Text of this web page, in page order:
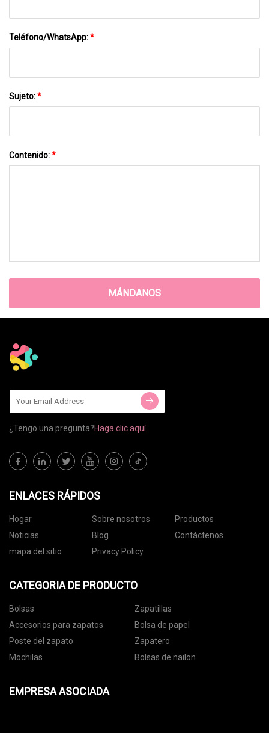
Teléfono/WhatsApp:*
Sujeto:*
Contenido:*
MÁNDANOS
¿Tengo una pregunta?Haga clic aquí
ENLACES RÁPIDOS
Hogar Sobre nosotros
Productos
Noticias
Blog
Contáctenos
mapa del sitio
Privacy Policy
CATEGORIA DE PRODUCTO
Bolsas
Zapatillas
Accesorios para zapatos
Bolsa de papel
Poste del zapato
Zapatero
Mochilas
Bolsas de nailon
EMPRESA ASOCIADA